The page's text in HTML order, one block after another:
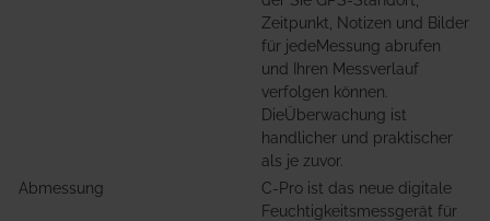
Zeitpunkt, Notizen und Bilder
für jedeMessung abrufen
und Ihren Messverlauf
verfolgen können.
DieÜberwachung ist
handlicher und praktischer
als je zuvor.
Abmessung
C-Pro ist das neue digitale
Feuchtigkeitsmessgerät für